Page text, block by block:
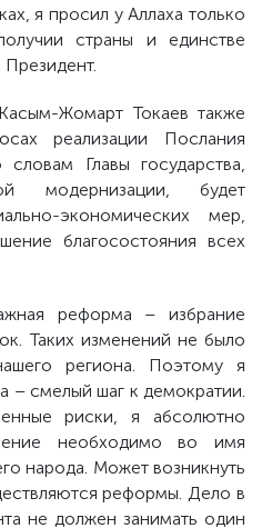
я просил у Аллаха только
страны и единстве
Жомарт Токаев также
реализации Послания
Главы государства,
модернизации, будет
экономических мер,
благосостояния всех
реформа – избрание
Таких изменений не было
региона. Поэтому я
– смелый шаг к демократии.
риски, я абсолютно
необходимо во имя
народа. Может возникнуть
реформы. Дело в
не должен занимать один